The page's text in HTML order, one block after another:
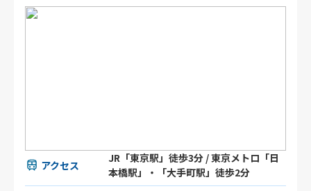
アクセス
JR「東京駅」徒歩3分 / 東京メトロ「日
本橋駅」・「大手町駅」徒歩2分